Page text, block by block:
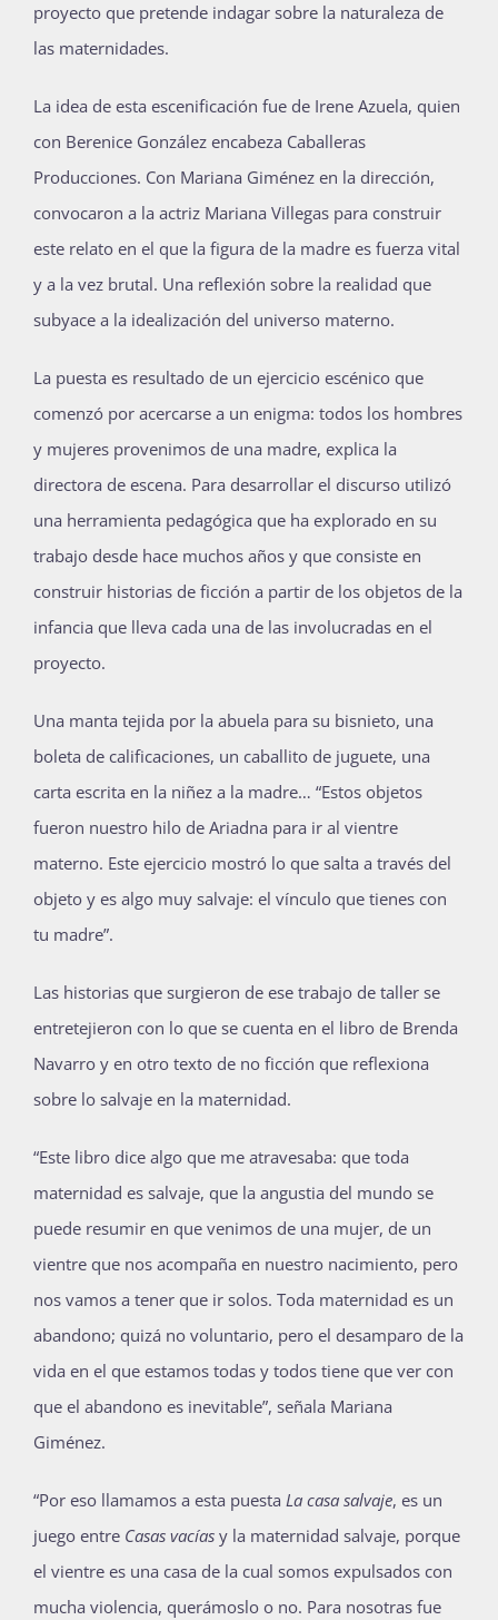
proyecto que pretende indagar sobre la naturaleza de
las maternidades.
La idea de esta escenificación fue de Irene Azuela, quien
con Berenice González encabeza Caballeras
Producciones. Con Mariana Giménez en la dirección,
convocaron a la actriz Mariana Villegas para construir
este relato en el que la figura de la madre es fuerza vital
y a la vez brutal. Una reflexión sobre la realidad que
subyace a la idealización del universo materno.
La puesta es resultado de un ejercicio escénico que
comenzó por acercarse a un enigma: todos los hombres
y mujeres provenimos de una madre, explica la
directora de escena. Para desarrollar el discurso utilizó
una herramienta pedagógica que ha explorado en su
trabajo desde hace muchos años y que consiste en
construir historias de ficción a partir de los objetos de la
infancia que lleva cada una de las involucradas en el
proyecto.
Una manta tejida por la abuela para su bisnieto, una
boleta de calificaciones, un caballito de juguete, una
carta escrita en la niñez a la madre… “Estos objetos
fueron nuestro hilo de Ariadna para ir al vientre
materno. Este ejercicio mostró lo que salta a través del
objeto y es algo muy salvaje: el vínculo que tienes con
tu madre”.
Las historias que surgieron de ese trabajo de taller se
entretejieron con lo que se cuenta en el libro de Brenda
Navarro y en otro texto de no ficción que reflexiona
sobre lo salvaje en la maternidad.
“Este libro dice algo que me atravesaba: que toda
maternidad es salvaje, que la angustia del mundo se
puede resumir en que venimos de una mujer, de un
vientre que nos acompaña en nuestro nacimiento, pero
nos vamos a tener que ir solos. Toda maternidad es un
abandono; quizá no voluntario, pero el desamparo de la
vida en el que estamos todas y todos tiene que ver con
que el abandono es inevitable”, señala Mariana
Giménez.
“Por eso llamamos a esta puesta La casa salvaje, es un
juego entre Casas vacías y la maternidad salvaje, porque
el vientre es una casa de la cual somos expulsados con
mucha violencia, querámoslo o no. Para nosotras fue